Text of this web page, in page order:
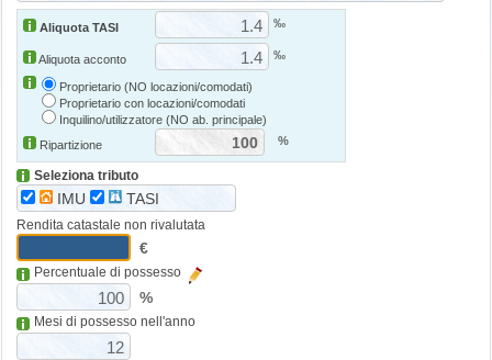
Aliquota TASI ‰
Aliquota acconto ‰
Proprietario (NO locazioni/comodati)
Proprietario con locazioni/comodati
Inquilino/utilizzatore (NO ab. principale)
Ripartizione
%
Seleziona tributo
IMU TASI
Rendita catastale non rivalutata
€
Percentuale di possesso
%
Mesi di possesso nell'anno